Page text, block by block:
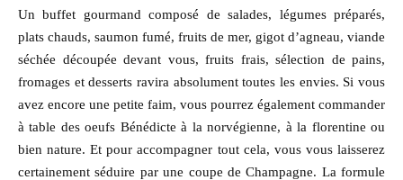
Un buffet gourmand composé de salades, légumes préparés,
plats chauds, saumon fumé, fruits de mer, gigot d’agneau, viande
séchée découpée devant vous, fruits frais, sélection de pains,
fromages et desserts ravira absolument toutes les envies. Si vous
avez encore une petite faim, vous pourrez également commander
à table des oeufs Bénédicte à la norvégienne, à la florentine ou
bien nature. Et pour accompagner tout cela, vous vous laisserez
certainement séduire par une coupe de Champagne. La formule